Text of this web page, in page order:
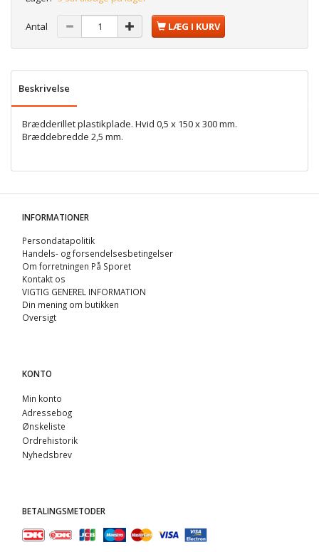
Antal LÆG I KURV
Beskrivelse
Brædderillet plastikplade. Hvid 0,5 x 150 x 300 mm.
Bræddebredde 2,5 mm.
INFORMATIONER
Persondatapolitik
Handels- og forsendelsesbetingelser
Om forretningen På Sporet
Kontakt os
VIGTIG GENEREL INFORMATION
Din mening om butikken
Oversigt
KONTO
Min konto
Adressebog
Ønskeliste
Ordrehistorik
Nyhedsbrev
BETALINGSMETODER